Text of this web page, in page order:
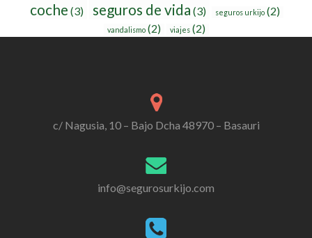
coche (3) seguros de vida (3) seguros urkijo(2)
vandalismo (2) viajes (2)
c/ Nagusia, 10 – Bajo Dcha 48970 – Basauri
info@segurosurkijo.com